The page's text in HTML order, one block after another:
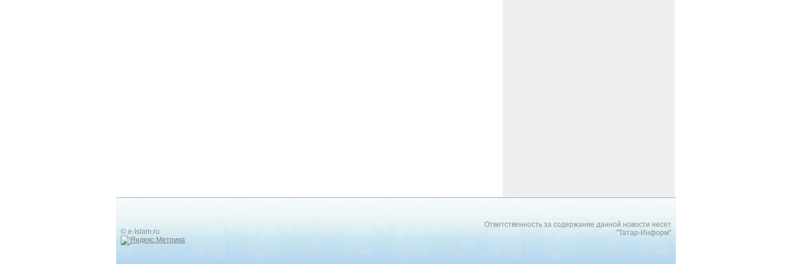
© e-Islam.ru
Ответственность за содержание данной новости несет
"Татар-Информ"